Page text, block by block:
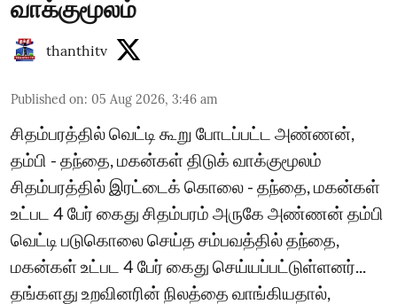
வாக்குமூலம்
thanthitv
Published on: 05 Aug 2026, 3:46 am
சிதம்பரத்தில் வெட்டி கூறு போடப்பட்ட அண்ணன்,
தம்பி - தந்தை, மகன்கள் திடுக் வாக்குமூலம்
சிதம்பரத்தில் இரட்டைக் கொலை - தந்தை, மகன்கள்
உட்பட 4 பேர் கைது சிதம்பரம் அருகே அண்ணன் தம்பி
வெட்டி படுகொலை செய்த சம்பவத்தில் தந்தை,
மகன்கள் உட்பட 4 பேர் கைது செய்யப்பட்டுள்ளனர்...
தங்களது உறவினரின் நிலத்தை வாங்கியதால்,